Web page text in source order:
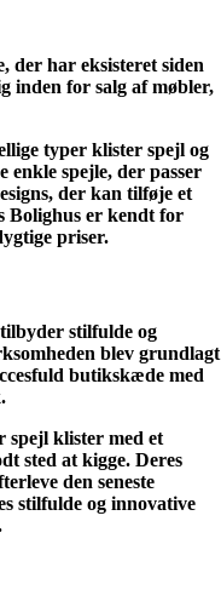
der har eksisteret siden
inden for salg af møbler,
typer klister spejl og
enkle spejle, der passer
der kan tilføje et
Bolighus er kendt for
priser.
stilfulde og
blev grundlagt
butikskæde med
spejl klister med et
sted at kigge. Deres
den seneste
stilfulde og innovative